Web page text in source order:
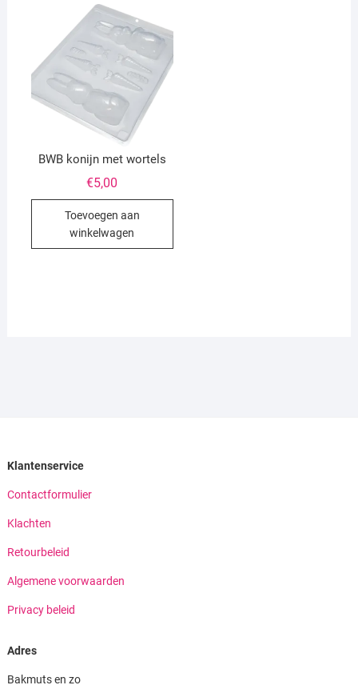
BWB konijn met wortels
€5,00
Toevoegen aan
winkelwagen
Klantenservice
Contactformulier
Klachten
Retourbeleid
Algemene voorwaarden
Privacy beleid
Adres
Bakmuts en zo